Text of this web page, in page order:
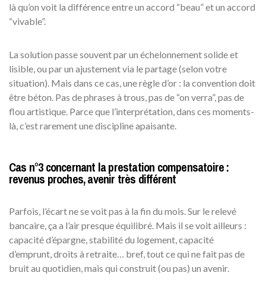
là qu’on voit la différence entre un accord “beau” et un accord
“vivable”.
La solution passe souvent par un échelonnement solide et
lisible, ou par un ajustement via le partage (selon votre
situation). Mais dans ce cas, une règle d’or : la convention doit
être béton. Pas de phrases à trous, pas de “on verra”, pas de
flou artistique. Parce que l’interprétation, dans ces moments-
là, c’est rarement une discipline apaisante.
Cas n°3 concernant la prestation compensatoire :
revenus proches, avenir très différent
Parfois, l’écart ne se voit pas à la fin du mois. Sur le relevé
bancaire, ça a l’air presque équilibré. Mais il se voit ailleurs :
capacité d’épargne, stabilité du logement, capacité
d’emprunt, droits à retraite… bref, tout ce qui ne fait pas de
bruit au quotidien, mais qui construit (ou pas) un avenir.